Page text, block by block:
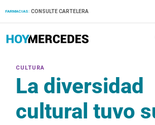
FARMACIAS: CONSULTE CARTELERA
La diversidad
cultural tuvo